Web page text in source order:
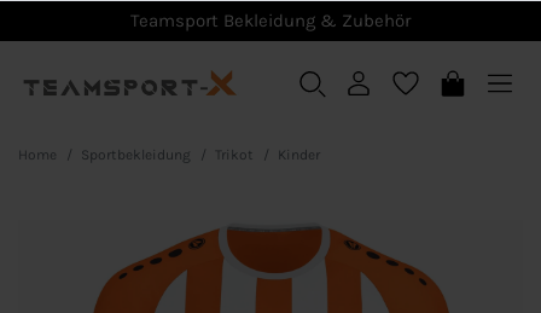
Teamsport Bekleidung & Zubehör
Home Sportbekleidung Trikot Kinder